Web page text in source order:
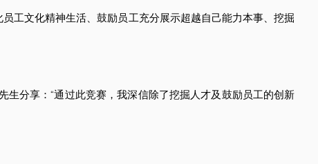
工文化精神生活、鼓励员工充分展示超越自己能力本事、挖掘
分享：“通过此竞赛，我深信除了挖掘人才及鼓励员工的创新